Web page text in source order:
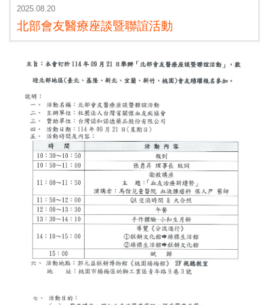
2025.08.20
北部會友醫療座談暨聯誼活動